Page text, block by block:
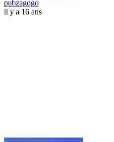
pubzagogo
il y a 16 ans